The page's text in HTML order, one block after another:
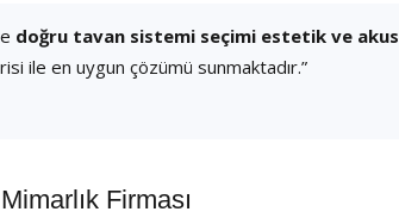
doğru tavan sistemi seçimi estetik ve
ile en uygun çözümü sunmaktadır.”
Firması